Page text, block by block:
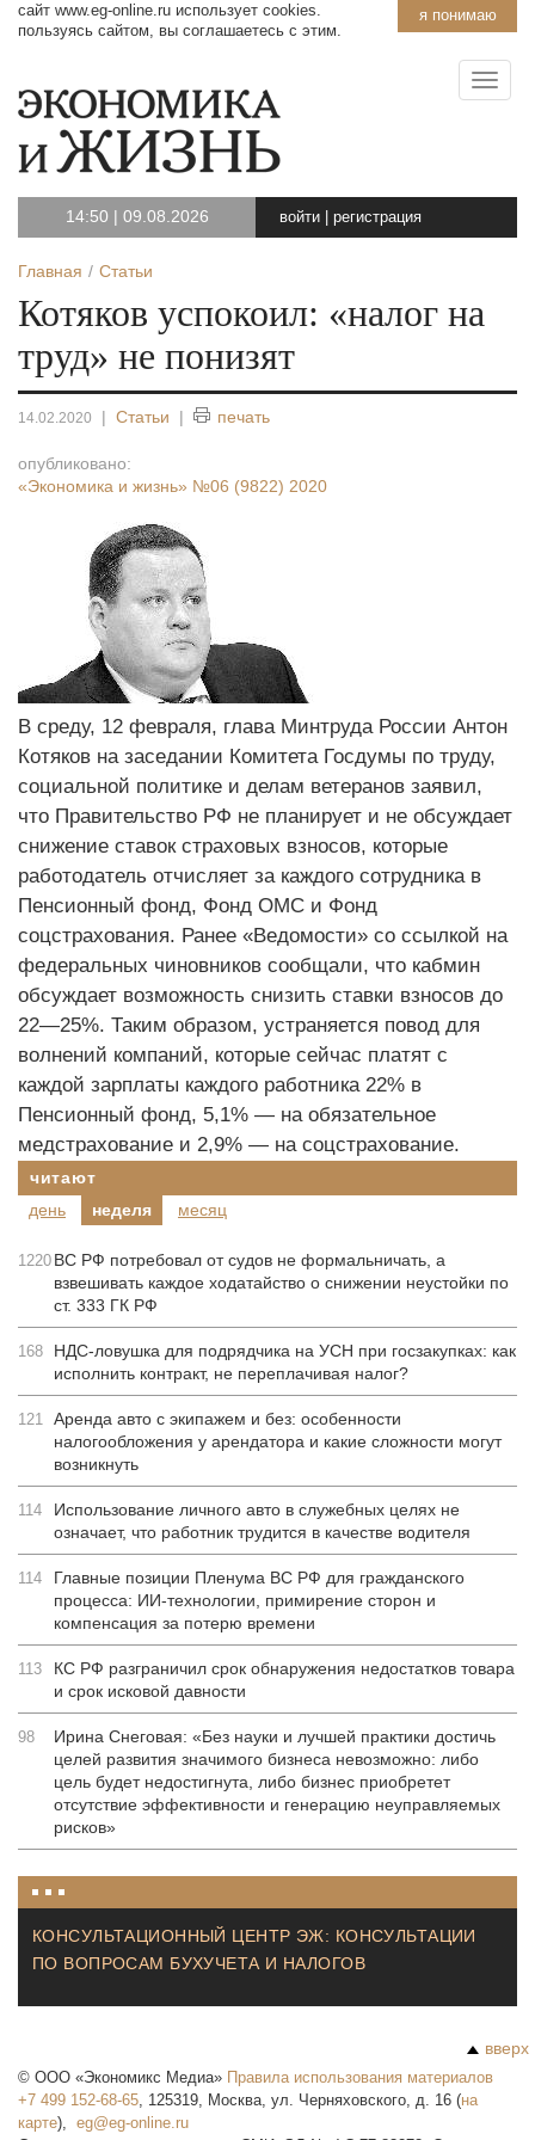
я понимаю
сайт www.eg-online.ru использует cookies.
пользуясь сайтом, вы соглашаетесь с этим.
14:50 | 09.08.2026 войти регистрация
Главная Статьи
Котяков успокоил: «налог на
труд» не понизят
14.02.2020 | Статьи | печать
опубликовано:
«Экономика и жизнь» №06 (9822) 2020
В среду, 12 февраля, глава Минтруда России Антон
Котяков на заседании Комитета Госдумы по труду,
социальной политике и делам ветеранов заявил,
что Правительство РФ не планирует и не обсуждает
снижение ставок страховых взносов, которые
работодатель отчисляет за каждого сотрудника в
Пенсионный фонд, Фонд ОМС и Фонд
соцстрахования. Ранее «Ведомости» со ссылкой на
федеральных чиновников сообщали, что кабмин
обсуждает возможность снизить ставки взносов до
22—25%. Таким образом, устраняется повод для
волнений компаний, которые сейчас платят с
каждой зарплаты каждого работника 22% в
Пенсионный фонд, 5,1% — на обязательное
медстрахование и 2,9% — на соцстрахование.
читают
день
неделя месяц
1220 ВС РФ потребовал от судов не формальничать, а
взвешивать каждое ходатайство о снижении неустойки по
ст. 333 ГК РФ
168
НДС-ловушка для подрядчика на УСН при госзакупках: как
исполнить контракт, не переплачивая налог?
121 Аренда авто с экипажем и без: особенности
налогообложения у арендатора и какие сложности могут
возникнуть
114
Использование личного авто в служебных целях не
означает, что работник трудится в качестве водителя
114
Главные позиции Пленума ВС РФ для гражданского
процесса: ИИ-технологии, примирение сторон и
компенсация за потерю времени
113
КС РФ разграничил срок обнаружения недостатков товара
и срок исковой давности
98
Ирина Снеговая: «Без науки и лучшей практики достичь
целей развития значимого бизнеса невозможно: либо
цель будет недостигнута, либо бизнес приобретет
отсутствие эффективности и генерацию неуправляемых
рисков»
КОНСУЛЬТАЦИОННЫЙ ЦЕНТР ЭЖ: КОНСУЛЬТАЦИИ
ПО ВОПРОСАМ БУХУЧЕТА И НАЛОГОВ
вверх
© ООО «Экономикс Медиа» Правила использования материалов
+7 499 152-68-65, 125319, Москва, ул. Черняховского, д. 16 (на
карте),